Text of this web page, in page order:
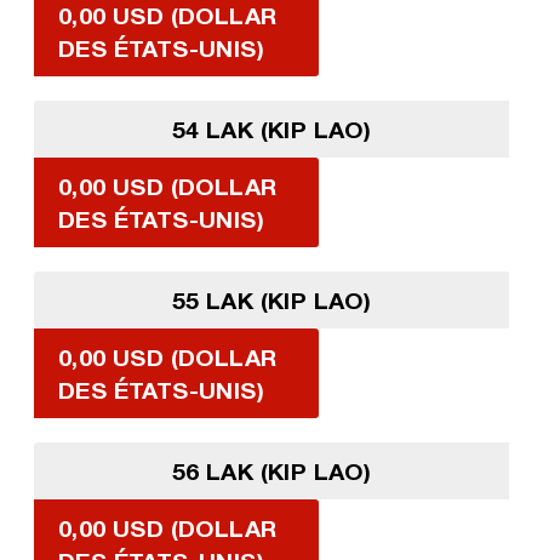
0,00 USD (DOLLAR
DES ÉTATS-UNIS)
54 LAK (KIP LAO)
0,00 USD (DOLLAR
DES ÉTATS-UNIS)
55 LAK (KIP LAO)
0,00 USD (DOLLAR
DES ÉTATS-UNIS)
56 LAK (KIP LAO)
0,00 USD (DOLLAR